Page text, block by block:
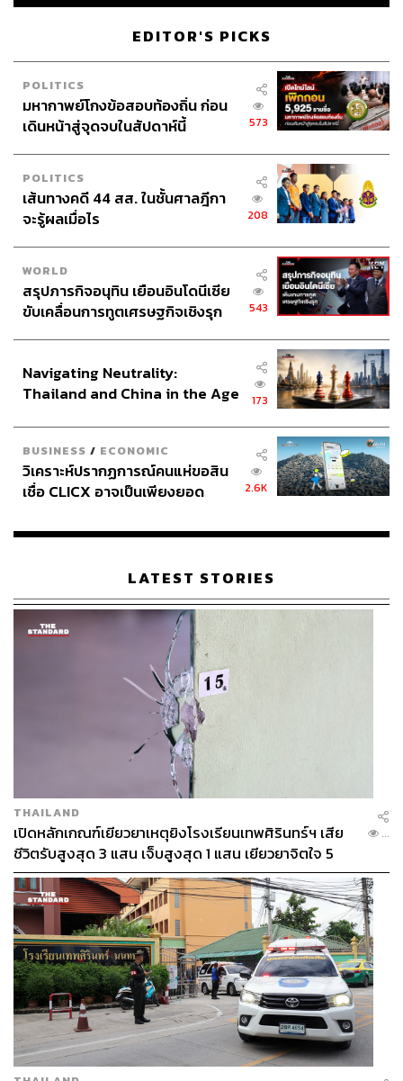
EDITOR'S PICKS
POLITICS
มหากาพย์โกงข้อสอบท้องถิ่น ก่อน
เดินหน้าสู่จุดจบในสัปดาห์นี้
573
POLITICS
เส้นทางคดี 44 สส. ในชั้นศาลฎีกา
จะรู้ผลเมื่อไร
208
WORLD
สรุปภารกิจอนุทิน เยือนอินโดนีเซีย
ขับเคลื่อนการทูตเศรษฐกิจเชิงรุก
543
Navigating Neutrality:
Thailand and China in the Age
173
BUSINESS / ECONOMIC
วิเคราะห์ปรากฏการณ์คนแห่ขอสิน
เชื่อ CLICX อาจเป็นเพียงยอด
เรือนไทยที่ถูกซุกไว้
2.6K
LATEST STORIES
THAILAND
เปิดหลักเกณฑ์เยียวยาเหตุยิงโรงเรียนเทพศิรินทร์ฯ เสีย
ชีวิตรับสูงสุด 3 แสน เจ็บสูงสุด 1 แสน เยียวยาจิตใจ 5
ระดับ
...